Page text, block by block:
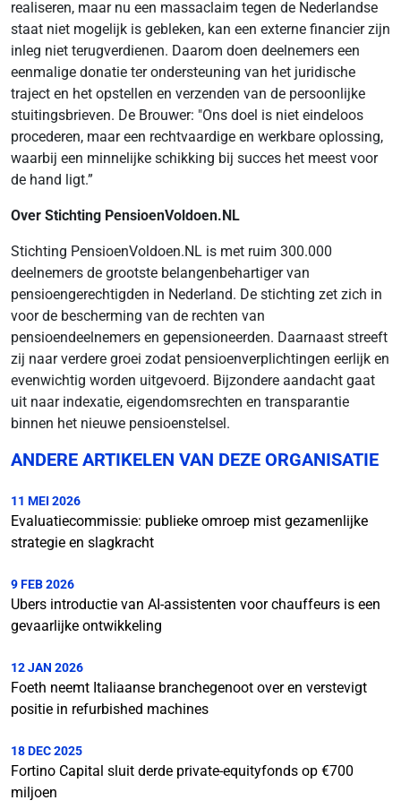
realiseren, maar nu een massaclaim tegen de Nederlandse
staat niet mogelijk is gebleken, kan een externe financier zijn
inleg niet terugverdienen. Daarom doen deelnemers een
eenmalige donatie ter ondersteuning van het juridische
traject en het opstellen en verzenden van de persoonlijke
stuitingsbrieven. De Brouwer: "Ons doel is niet eindeloos
procederen, maar een rechtvaardige en werkbare oplossing,
waarbij een minnelijke schikking bij succes het meest voor
de hand ligt.”
Over Stichting PensioenVoldoen.NL
Stichting PensioenVoldoen.NL is met ruim 300.000
deelnemers de grootste belangenbehartiger van
pensioengerechtigden in Nederland. De stichting zet zich in
voor de bescherming van de rechten van
pensioendeelnemers en gepensioneerden. Daarnaast streeft
zij naar verdere groei zodat pensioenverplichtingen eerlijk en
evenwichtig worden uitgevoerd. Bijzondere aandacht gaat
uit naar indexatie, eigendomsrechten en transparantie
binnen het nieuwe pensioenstelsel.
ANDERE ARTIKELEN VAN DEZE ORGANISATIE
11 MEI 2026
Evaluatiecommissie: publieke omroep mist gezamenlijke
strategie en slagkracht
9 FEB 2026
Ubers introductie van AI-assistenten voor chauffeurs is een
gevaarlijke ontwikkeling
12 JAN 2026
Foeth neemt Italiaanse branchegenoot over en verstevigt
positie in refurbished machines
18 DEC 2025
Fortino Capital sluit derde private-equityfonds op €700
miljoen